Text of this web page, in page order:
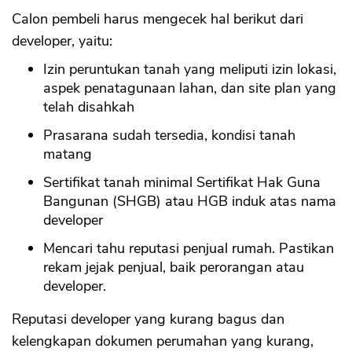
Calon pembeli harus mengecek hal berikut dari
developer, yaitu:
Izin peruntukan tanah yang meliputi izin lokasi,
aspek penatagunaan lahan, dan site plan yang
telah disahkah
Prasarana sudah tersedia, kondisi tanah
matang
Sertifikat tanah minimal Sertifikat Hak Guna
Bangunan (SHGB) atau HGB induk atas nama
developer
Mencari tahu reputasi penjual rumah. Pastikan
rekam jejak penjual, baik perorangan atau
developer.
Reputasi developer yang kurang bagus dan
kelengkapan dokumen perumahan yang kurang,